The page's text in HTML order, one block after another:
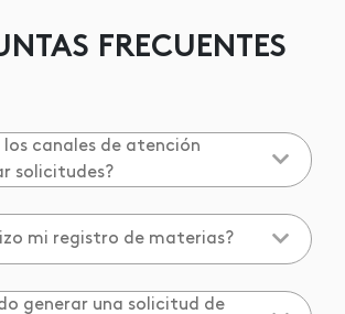
FRECUENTES
los canales de atención
solicitudes?
mi registro de materias?
generar una solicitud de